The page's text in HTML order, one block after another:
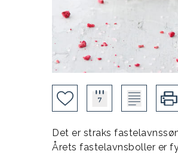
Det er straks
Årets fastelavnsboller er